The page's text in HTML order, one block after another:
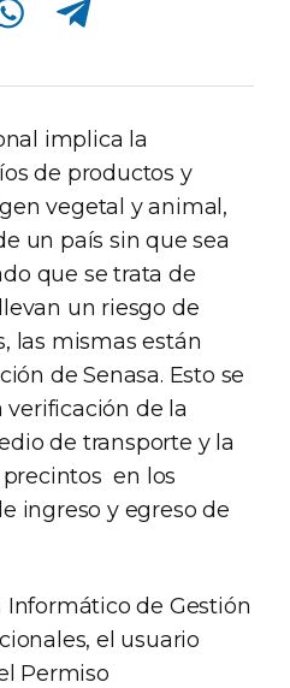
implica la
de productos y
vegetal y animal,
un país sin que sea
que se trata de
un riesgo de
las mismas están
de Senasa. Esto se
verificación de la
de transporte y la
en los
ingreso y egreso de
Informático de Gestión
el usuario
Permiso